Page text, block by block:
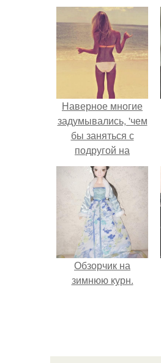
Наверное многие
задумывались, 'чем
бы заняться с
подругой на
ночёвке?
Обзорчик на
зимнюю курн.